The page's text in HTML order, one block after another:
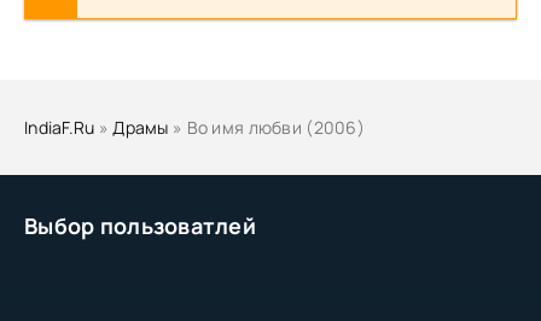
Выбор пользоватлей
IndiaF.Ru » Драмы » Во имя любви (2006)